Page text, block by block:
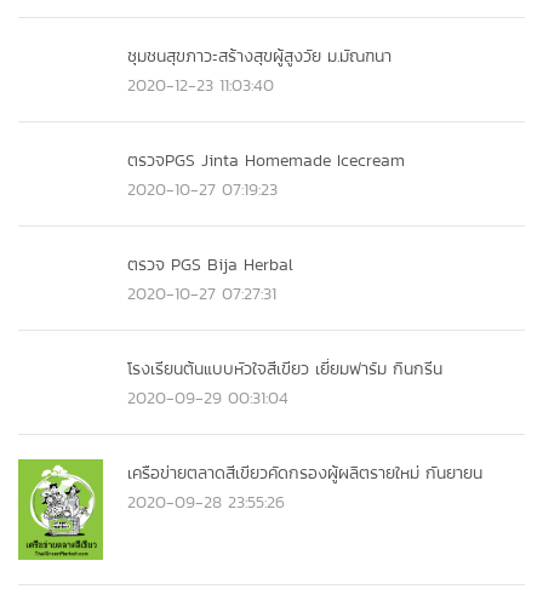
ชุมชนสุขภาวะสร้างสุขผู้สูงวัย ม.มัณฑนา
2020-12-23 11:03:40
ตรวจPGS Jinta Homemade Icecream
2020-10-27 07:19:23
ตรวจ PGS Bija Herbal
2020-10-27 07:27:31
โรงเรียนต้นแบบหัวใจสีเขียว เยี่ยมฟาร์ม กินกรีน
2020-09-29 00:31:04
เครือข่ายตลาดสีเขียวคัดกรองผู้ผลิตรายใหม่ กันยายน
2020-09-28 23:55:26